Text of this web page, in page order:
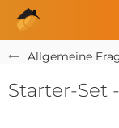
Allgemeine
Starter-Set